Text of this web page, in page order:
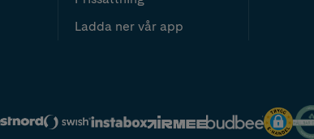
Ladda ner vår app